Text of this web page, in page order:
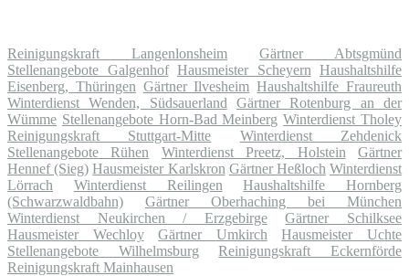
Reinigungskraft Langenlonsheim
Gärtner Abtsgmünd
Stellenangebote Galgenhof Hausmeister Scheyern Haushaltshilfe
Eisenberg, Thüringen Gärtner Ilvesheim Haushaltshilfe Fraureuth
Winterdienst Wenden, Südsauerland
Gärtner Rotenburg an der
Wümme Stellenangebote Horn-Bad Meinberg Winterdienst Tholey
Reinigungskraft Stuttgart-Mitte
Winterdienst Zehdenick
Stellenangebote Rühen
Winterdienst Preetz, Holstein
Gärtner
Hennef (Sieg) Hausmeister Karlskron Gärtner Heßloch Winterdienst
Lörrach
Winterdienst Reilingen
Haushaltshilfe Hornberg
(Schwarzwaldbahn)
Gärtner Oberhaching bei München
Winterdienst Neukirchen / Erzgebirge
Gärtner Schilksee
Hausmeister Wechloy
Gärtner Umkirch
Hausmeister Uchte
Stellenangebote Wilhelmsburg
Reinigungskraft Eckernförde
Reinigungskraft Mainhausen